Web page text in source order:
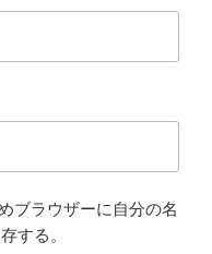
ブラウザーに自分の名
する。